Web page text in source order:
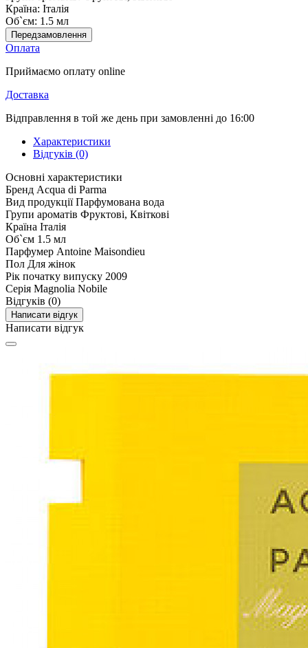
Країна: Італія
Об`єм: 1.5 мл
Передзамовлення
Оплата
Приймаємо оплату online
Доставка
Відправлення в той же день при замовленні до 16:00
Характеристики
Відгуків (0)
Основні характеристики
Бренд Acqua di Parma
Вид продукції Парфумована вода
Групи ароматів Фруктові, Квіткові
Країна Італія
Об`єм 1.5 мл
Парфумер Antoine Maisondieu
Пол Для жінок
Рік початку випуску 2009
Серія Magnolia Nobile
Відгуків (0)
Написати відгук
Написати відгук